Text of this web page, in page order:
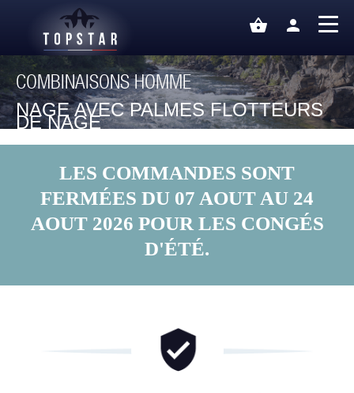
shopping_basket person
COMBINAISONS HOMME
NAGE AVEC PALMES FLOTTEURS
DE NAGE
LES COMMANDES SONT
FERMÉES DU 07 AOUT AU 24
AOUT 2026 POUR LES CONGÉS
D'ÉTÉ.